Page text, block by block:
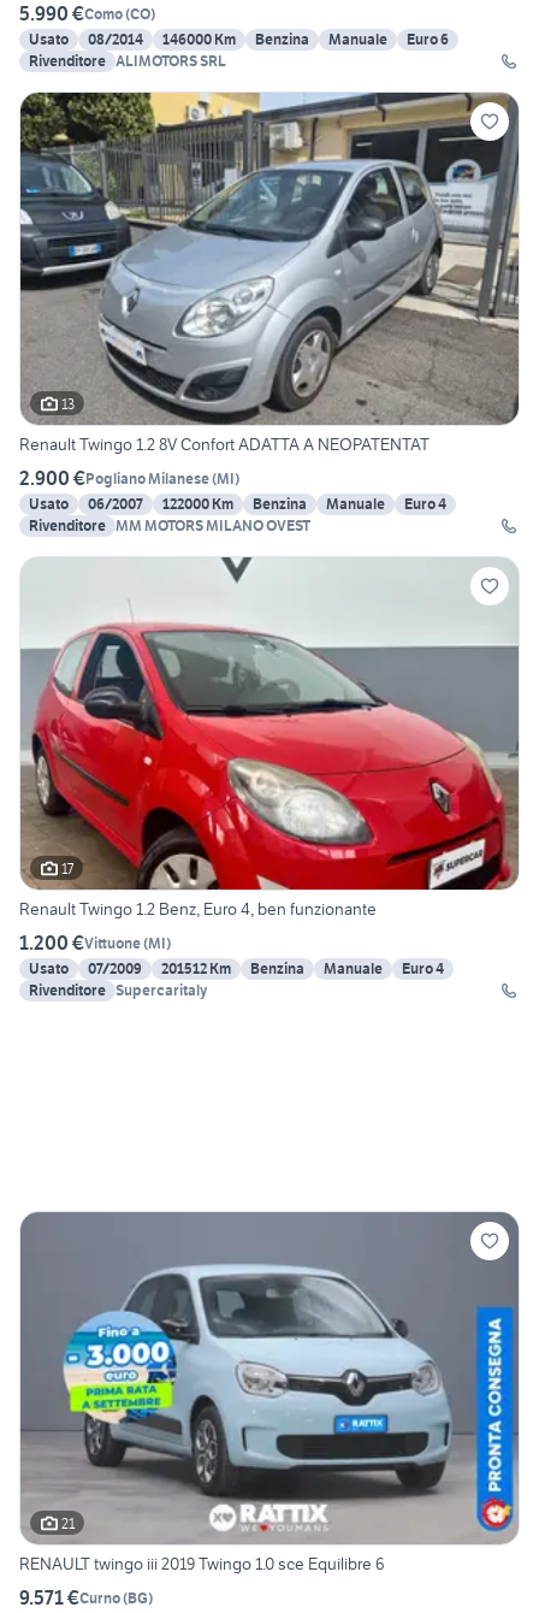
5.990 €Como(CO)
Usato
08/2014 146000 Km Benzina Manuale
Euro 6
Rivenditore ALIMOTORS SRL
13
Renault Twingo 1.2 8V Confort ADATTA A NEOPATENTAT
2.900 €Pogliano Milanese(MI)
Usato
06/2007 122000 Km Benzina Manuale
Euro 4
Rivenditore MM MOTORS MILANO OVEST
17
Renault Twingo 1.2 Benz, Euro 4, ben funzionante
1.200 €Vittuone(MI)
Usato
07/2009 201512 Km Benzina Manuale
Euro 4
Rivenditore Supercaritaly
21
RENAULT twingo iii 2019 Twingo 1.0 sce Equilibre 6
9.571 €Curno(BG)